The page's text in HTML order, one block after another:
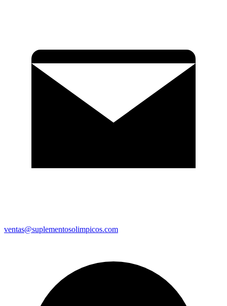
ventas@suplementosolimpicos.com